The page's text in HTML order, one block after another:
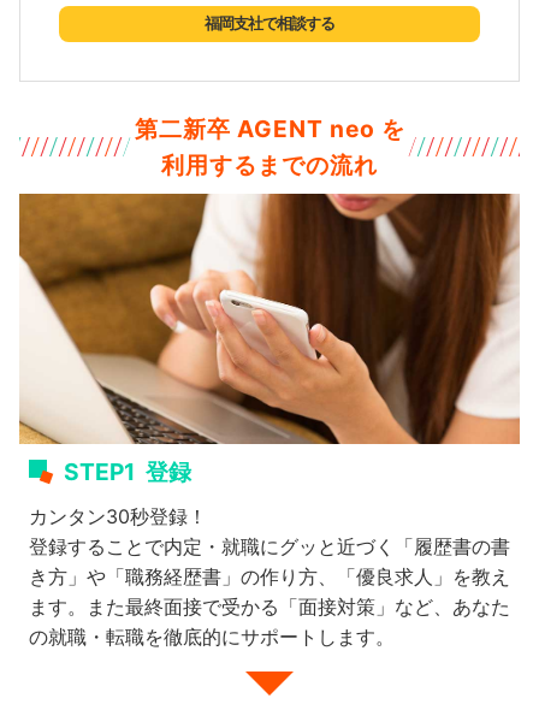
福岡支社で相談する
第二新卒 AGENT neo を
利用するまでの流れ
STEP1 登録
カンタン30秒登録！
登録することで内定・就職にグッと近づく「履歴書の書
き方」や「職務経歴書」の作り方、「優良求人」を教え
ます。また最終面接で受かる「面接対策」など、あなた
の就職・転職を徹底的にサポートします。